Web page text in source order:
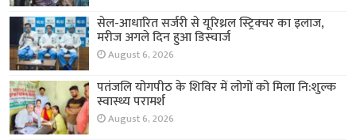
सेल-आधारित सर्जरी से यूरिथ्रल स्ट्रिक्चर का इलाज,
मरीज अगले दिन हुआ डिस्चार्ज
August 6, 2026
पतंजलि योगपीठ के शिविर में लोगों को मिला नि:शुल्क
स्वास्थ्य परामर्श
August 6, 2026